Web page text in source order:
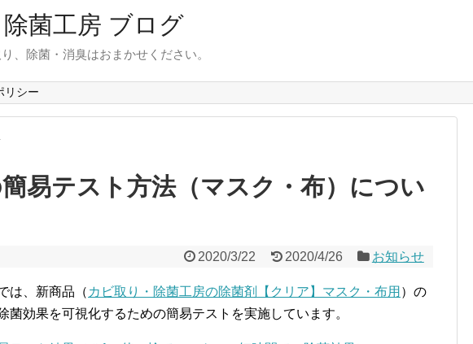
菌工房 ブログ
、除菌・消臭はおまかせください。
リシー
易テスト方法（マスク・布）につい
2020/3/22 2020/4/26 お知らせ
は、新商品（ カビ取り・除菌工房の除菌剤【クリア】マスク・布用 ）の
菌効果を可視化するための簡易テストを実施しています。